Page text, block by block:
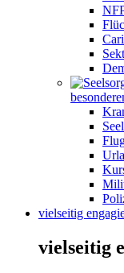
vielseitig
vielseitig